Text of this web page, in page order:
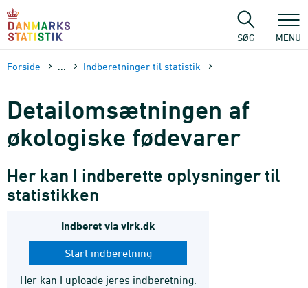
sidens
SØG MENU
Forside Indberetninger til statistik
Detail­omsætningen af
øko­logiske fødevarer
Her kan I indberette oplysninger til
statistikken
Indberet via virk.dk
Start indberetning
Her kan I uploade jeres indberetning.